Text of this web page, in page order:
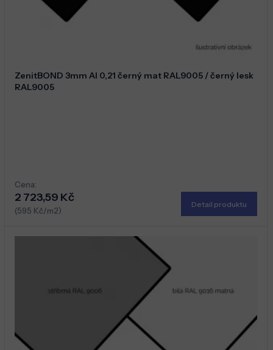
ZenitBOND 3mm Al 0,21 černý mat RAL9005 / černý lesk
RAL9005
Cena:
2 723,59 Kč
(595 Kč/m2)
Detail produktu